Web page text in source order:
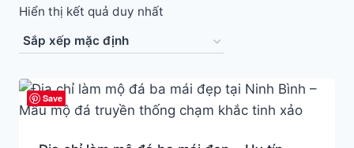
Hiển thị kết quả duy nhất
Save